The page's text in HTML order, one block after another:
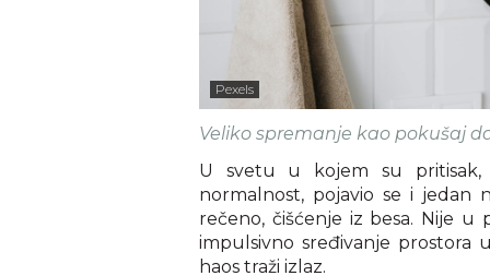
Pexels
Veliko spremanje kao pokušaj
U svetu u kojem su pritisak,
normalnost, pojavio se i jedan
rečeno, čišćenje iz besa. Nije
impulsivno sređivanje prostora
haos traži izlaz.